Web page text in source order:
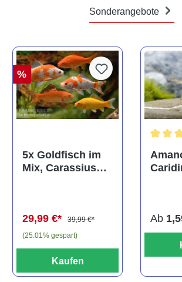
Sonderangebote
%
5x Goldfisch im
Mix, Carassius
29,99 €*
39,99 €*
(25.01% gespart)
Kaufen
Ab